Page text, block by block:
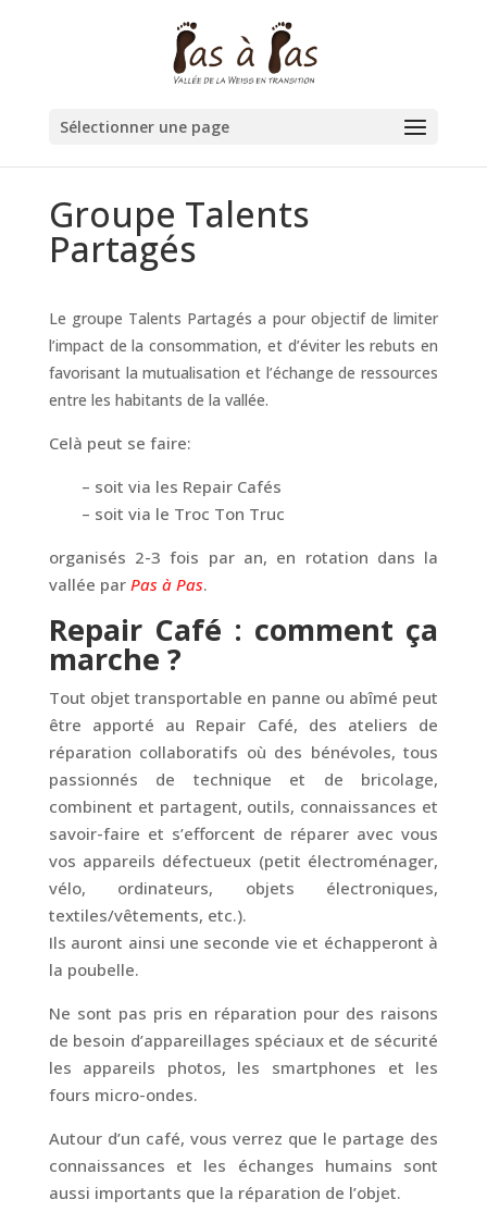
Sélectionner une page
Groupe Talents
Partagés
Le groupe Talents Partagés a pour objectif de limiter
l’impact de la consommation, et d’éviter les rebuts en
favorisant la mutualisation et l’échange de ressources
entre les habitants de la vallée.
Celà peut se faire:
– soit via les Repair Cafés
– soit via le Troc Ton Truc
organisés 2-3 fois par an, en rotation dans la
vallée par Pas à Pas.
Repair Café : comment ça
marche ?
Tout objet transportable en panne ou abîmé peut
être apporté au Repair Café, des ateliers de
réparation collaboratifs où des bénévoles, tous
passionnés de technique et de bricolage,
combinent et partagent, outils, connaissances et
savoir-faire et s’efforcent de réparer avec vous
vos appareils défectueux (petit électroménager,
vélo, ordinateurs, objets électroniques,
textiles/vêtements, etc.).
Ils auront ainsi une seconde vie et échapperont à
la poubelle.
Ne sont pas pris en réparation pour des raisons
de besoin d’appareillages spéciaux et de sécurité
les appareils photos, les smartphones et les
fours micro-ondes.
Autour d’un café, vous verrez que le partage des
connaissances et les échanges humains sont
aussi importants que la réparation de l’objet.